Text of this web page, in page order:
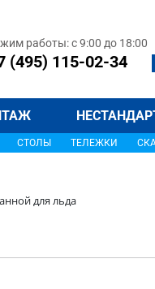
работы: с 9:00 до 18:00
(495) 115-02-34
СТОЛЫ ТЕЛЕЖКИ
для льда